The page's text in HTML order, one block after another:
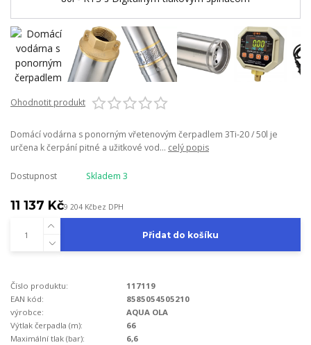
Ohodnotit produkt
Domácí vodárna s ponorným vřetenovým čerpadlem 3Ti-20 / 50l je
určena k čerpání pitné a užitkové vod... celý popis
Dostupnost Skladem 3
11 137 Kč9 204 Kčbez DPH
Přidat do košíku
Číslo produktu:
117119
EAN kód:
8585054505210
výrobce:
AQUA OLA
Výtlak čerpadla (m):
66
Maximální tlak (bar):
6,6